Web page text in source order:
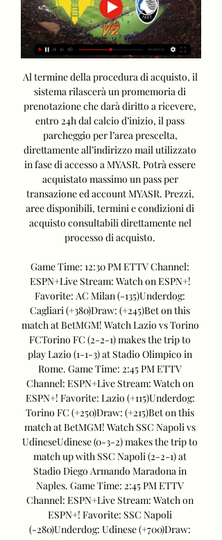
Al termine della procedura di acquisto, il
sistema rilascerà un promemoria di
prenotazione che darà diritto a ricevere,
entro 24h dal calcio d’inizio, il pass
parcheggio per l’area prescelta,
direttamente all’indirizzo mail utilizzato
in fase di accesso a MYASR. Potrà essere
acquistato massimo un pass per
transazione ed account MYASR. Prezzi,
aree disponibili, termini e condizioni di
acquisto consultabili direttamente nel
processo di acquisto.
Game Time: 12:30 PM ETTV Channel:
ESPN+Live Stream: Watch on ESPN+!
Favorite: AC Milan (-135)Underdog:
Cagliari (+380)Draw: (+245)Bet on this
match at BetMGM! Watch Lazio vs Torino
FCTorino FC (2-2-1) makes the trip to
play Lazio (1-1-3) at Stadio Olimpico in
Rome. Game Time: 2:45 PM ETTV
Channel: ESPN+Live Stream: Watch on
ESPN+! Favorite: Lazio (+115)Underdog:
Torino FC (+250)Draw: (+215)Bet on this
match at BetMGM! Watch SSC Napoli vs
UdineseUdinese (0-3-2) makes the trip to
match up with SSC Napoli (2-2-1) at
Stadio Diego Armando Maradona in
Naples. Game Time: 2:45 PM ETTV
Channel: ESPN+Live Stream: Watch on
ESPN+! Favorite: SSC Napoli
(-280)Underdog: Udinese (+700)Draw: